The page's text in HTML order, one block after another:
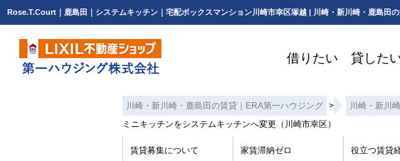
借りたい 貸した
川崎・新川崎・鹿島田の賃貸｜ERA第一ハウジング > 川崎・新川
ミニキッチンをシステムキッチンへ変更（川崎市幸区）
賃貸募集について 家賃滞納ゼロ 役立つ賃貸